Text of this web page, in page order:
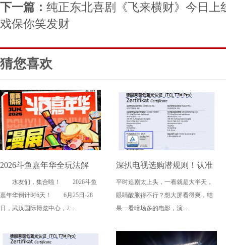
下一篇： 纯正东北喜剧《飞来横财》今日上
戏保你笑发财
猜您喜欢
2026斗鱼嘉年华全玩法解
锁，4天狂欢指南请收好
水友们，集合啦！ 2026斗鱼
嘉年华倒计时6天！ 6月25日-28
日，武汉国际博览中心，2...
深扒电视选购潜规则！认准
这三大要点，再也不被坑
平时追剧太上头，一看就是大半天，
眼睛酸胀得不行？想大屏看得爽，结
果一看暗场多的电影，演...